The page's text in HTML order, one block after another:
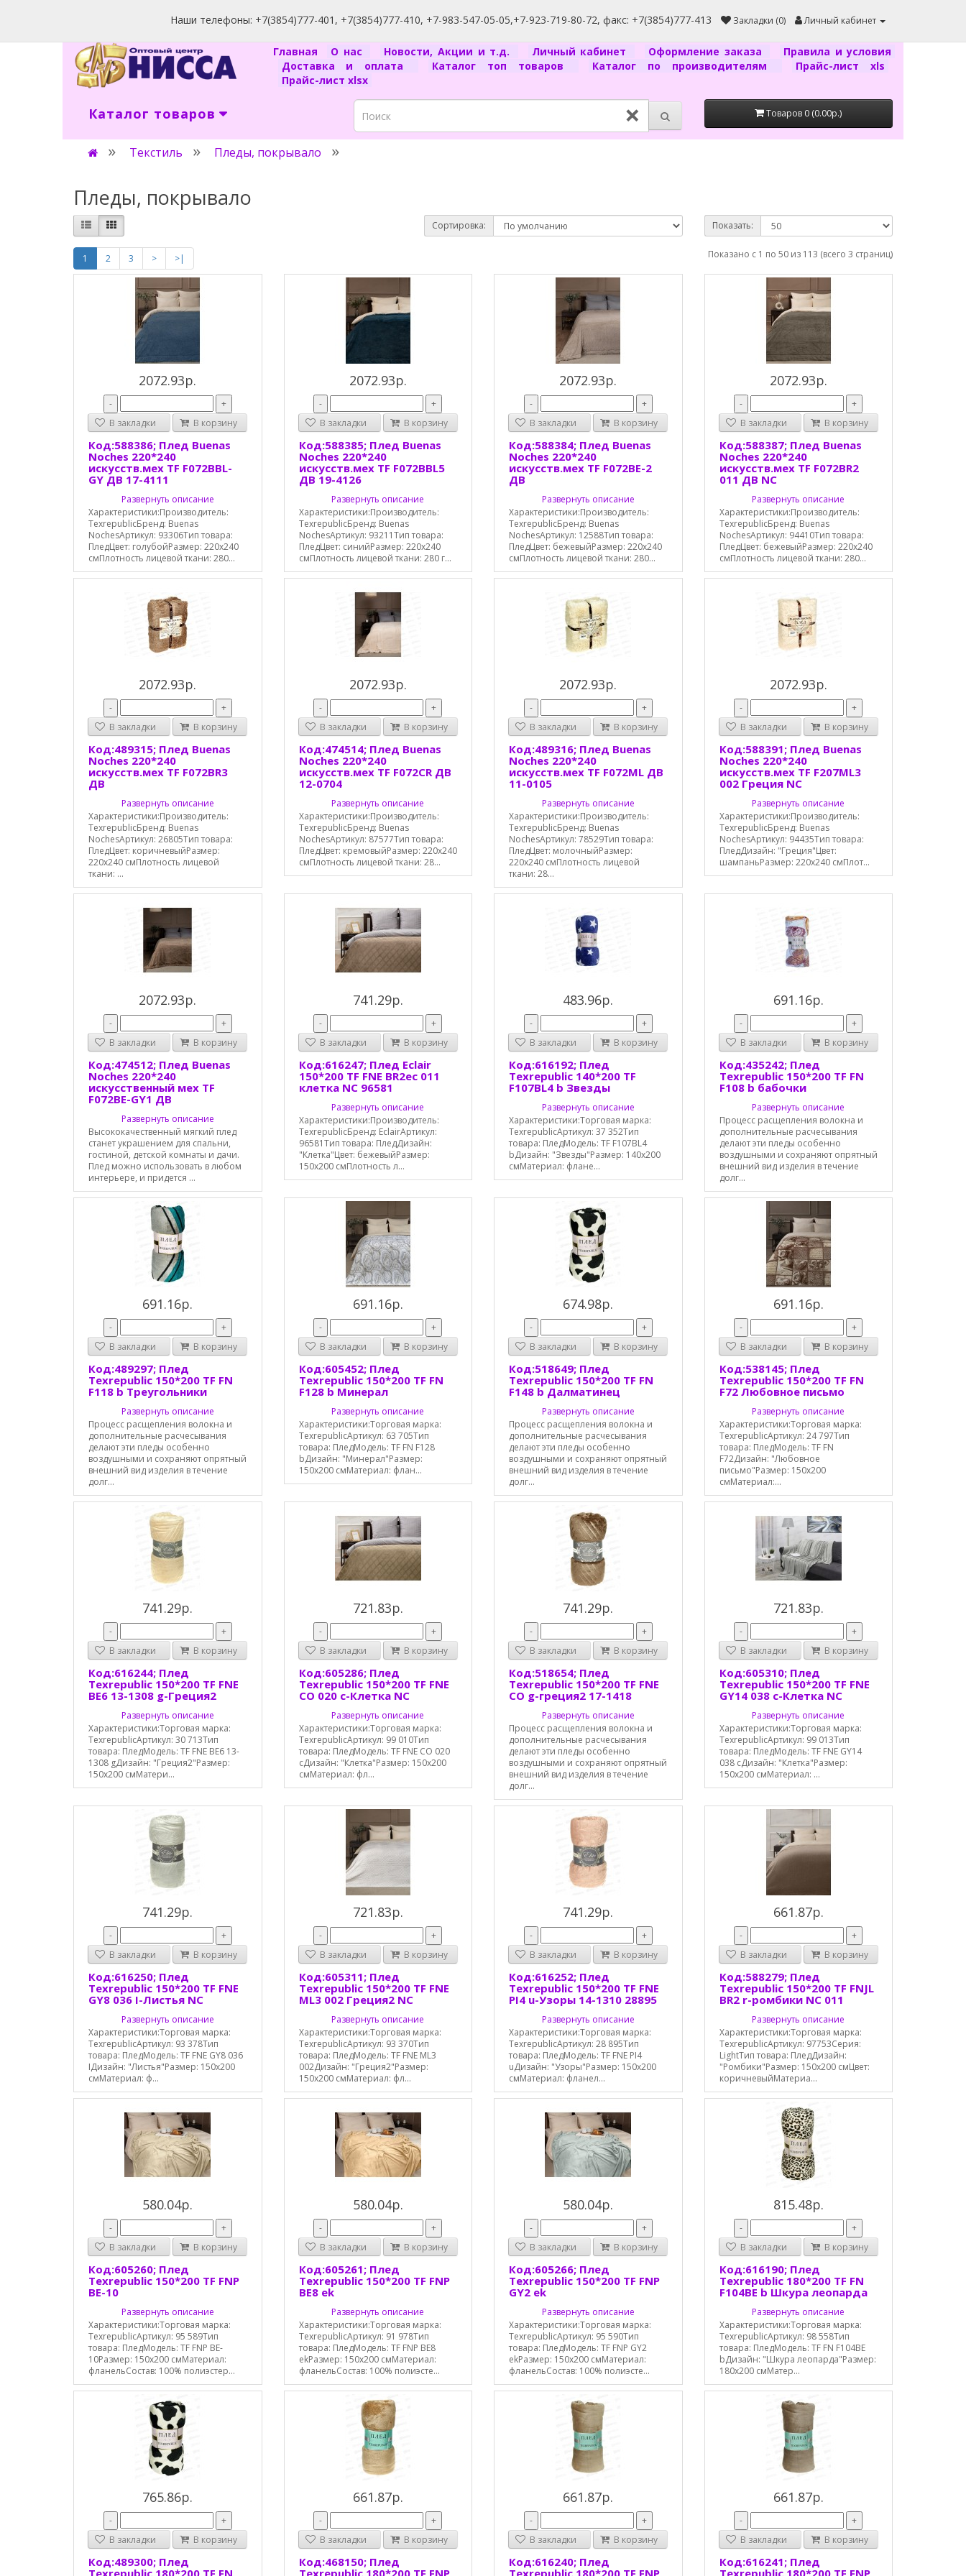
Наши телефоны: +7(3854)777-401, +7(3854)777-410, +7-983-547-05-05,+7-923-719-80-72, факс: +7(3854)777-413 Закладки (0) Личный кабинет
Главная О нас Новости, Акции и т.д. Личный кабинет Оформление заказа
Правила и условия
Доставка и оплата
Каталог топ товаров Каталог по производителям
Прайс-лист xls
Прайс-лист xlsx
Каталог товаров × Товаров 0 (0.00р.)
Текстиль Пледы, покрывало
Пледы, покрывало
Сортировка: Показать:
1 2 3 > >| Показано с 1 по 50 из 113 (всего 3 страниц)
2072.93р.
-
+
В закладки
В корзину
Код:588386; Плед Buenas
Noches 220*240
искусств.мех TF F072BBL-
GY ДВ 17-4111
Развернуть описание
Характеристики:Производитель:
TexrepublicБренд: Buenas
NochesАртикул: 93306Тип товара:
ПледЦвет: голубойРазмер: 220x240
смПлотность лицевой ткани: 280...
2072.93р.
-
+
В закладки
В корзину
Код:588385; Плед Buenas
Noches 220*240
искусств.мех TF F072BBL5
ДВ 19-4126
Развернуть описание
Характеристики:Производитель:
TexrepublicБренд: Buenas
NochesАртикул: 93211Тип товара:
ПледЦвет: синийРазмер: 220x240
смПлотность лицевой ткани: 280 г...
2072.93р.
-
+
В закладки
В корзину
Код:588384; Плед Buenas
Noches 220*240
искусств.мех TF F072BE-2
ДВ
Развернуть описание
Характеристики:Производитель:
TexrepublicБренд: Buenas
NochesАртикул: 12588Тип товара:
ПледЦвет: бежевыйРазмер: 220x240
смПлотность лицевой ткани: 280...
2072.93р.
-
+
В закладки
В корзину
Код:588387; Плед Buenas
Noches 220*240
искусств.мех TF F072BR2
011 ДВ NC
Развернуть описание
Характеристики:Производитель:
TexrepublicБренд: Buenas
NochesАртикул: 94410Тип товара:
ПледЦвет: бежевыйРазмер: 220x240
смПлотность лицевой ткани: 280...
2072.93р.
-
+
В закладки
В корзину
Код:489315; Плед Buenas
Noches 220*240
искусств.мех TF F072BR3
ДВ
Развернуть описание
Характеристики:Производитель:
TexrepublicБренд: Buenas
NochesАртикул: 26805Тип товара:
ПледЦвет: коричневыйРазмер:
220x240 смПлотность лицевой
ткани: ...
2072.93р.
-
+
В закладки
В корзину
Код:474514; Плед Buenas
Noches 220*240
искусств.мех TF F072CR ДВ
12-0704
Развернуть описание
Характеристики:Производитель:
TexrepublicБренд: Buenas
NochesАртикул: 87577Тип товара:
ПледЦвет: кремовыйРазмер: 220x240
смПлотность лицевой ткани: 28...
2072.93р.
-
+
В закладки
В корзину
Код:489316; Плед Buenas
Noches 220*240
искусств.мех TF F072ML ДВ
11-0105
Развернуть описание
Характеристики:Производитель:
TexrepublicБренд: Buenas
NochesАртикул: 78529Тип товара:
ПледЦвет: молочныйРазмер:
220x240 смПлотность лицевой
ткани: 28...
2072.93р.
-
+
В закладки
В корзину
Код:588391; Плед Buenas
Noches 220*240
искусств.мех TF F207ML3
002 Греция NC
Развернуть описание
Характеристики:Производитель:
TexrepublicБренд: Buenas
NochesАртикул: 94435Тип товара:
ПледДизайн: "Греция"Цвет:
шампаньРазмер: 220x240 смПлот...
2072.93р.
-
+
В закладки
В корзину
Код:474512; Плед Buenas
Noches 220*240
искусственный мех TF
F072BE-GY1 ДВ
Развернуть описание
Высококачественный мягкий плед
станет украшением для спальни,
гостиной, детской комнаты и дачи.
Плед можно использовать в любом
интерьере, и придется ...
741.29р.
-
+
В закладки
В корзину
Код:616247; Плед Eclair
150*200 TF FNE BR2ec 011
клетка NC 96581
Развернуть описание
Характеристики:Производитель:
TexrepublicБренд: EclairАртикул:
96581Тип товара: ПледДизайн:
"Клетка"Цвет: бежевыйРазмер:
150х200 смПлотность л...
483.96р.
-
+
В закладки
В корзину
Код:616192; Плед
Texrepublic 140*200 TF
F107BL4 b Звезды
Развернуть описание
Характеристики:Торговая марка:
TexrepublicАртикул: 37 352Тип
товара: ПледМодель: TF F107BL4
bДизайн: "Звезды"Размер: 140х200
смМатериал: флане...
691.16р.
-
+
В закладки
В корзину
Код:435242; Плед
Texrepublic 150*200 TF FN
F108 b бабочки
Развернуть описание
Процесс расщепления волокна и
дополнительные расчесывания
делают эти пледы особенно
воздушными и сохраняют опрятный
внешний вид изделия в течение
долг...
691.16р.
-
+
В закладки
В корзину
Код:489297; Плед
Texrepublic 150*200 TF FN
F118 b Треугольники
Развернуть описание
Процесс расщепления волокна и
дополнительные расчесывания
делают эти пледы особенно
воздушными и сохраняют опрятный
внешний вид изделия в течение
долг...
691.16р.
-
+
В закладки
В корзину
Код:605452; Плед
Texrepublic 150*200 TF FN
F128 b Минерал
Развернуть описание
Характеристики:Торговая марка:
TexrepublicАртикул: 63 705Тип
товара: ПледМодель: TF FN F128
bДизайн: "Минерал"Размер:
150х200 смМатериал: флан...
674.98р.
-
+
В закладки
В корзину
Код:518649; Плед
Texrepublic 150*200 TF FN
F148 b Далматинец
Развернуть описание
Процесс расщепления волокна и
дополнительные расчесывания
делают эти пледы особенно
воздушными и сохраняют опрятный
внешний вид изделия в течение
долг...
691.16р.
-
+
В закладки
В корзину
Код:538145; Плед
Texrepublic 150*200 TF FN
F72 Любовное письмо
Развернуть описание
Характеристики:Торговая марка:
TexrepublicАртикул: 24 797Тип
товара: ПледМодель: TF FN
F72Дизайн: "Любовное
письмо"Размер: 150х200
смМатериал:...
741.29р.
-
+
В закладки
В корзину
Код:616244; Плед
Texrepublic 150*200 TF FNE
BE6 13-1308 g-Греция2
Развернуть описание
Характеристики:Торговая марка:
TexrepublicАртикул: 30 713Тип
товара: ПледМодель: TF FNE BE6 13-
1308 gДизайн: "Греция2"Размер:
150х200 смМатери...
721.83р.
-
+
В закладки
В корзину
Код:605286; Плед
Texrepublic 150*200 TF FNE
CO 020 с-Клетка NC
Развернуть описание
Характеристики:Торговая марка:
TexrepublicАртикул: 99 010Тип
товара: ПледМодель: TF FNE CO 020
сДизайн: "Клетка"Размер: 150х200
смМатериал: фл...
741.29р.
-
+
В закладки
В корзину
Код:518654; Плед
Texrepublic 150*200 TF FNE
CO g-греция2 17-1418
Развернуть описание
Процесс расщепления волокна и
дополнительные расчесывания
делают эти пледы особенно
воздушными и сохраняют опрятный
внешний вид изделия в течение
долг...
721.83р.
-
+
В закладки
В корзину
Код:605310; Плед
Texrepublic 150*200 TF FNE
GY14 038 с-Клетка NC
Развернуть описание
Характеристики:Торговая марка:
TexrepublicАртикул: 99 013Тип
товара: ПледМодель: TF FNE GY14
038 сДизайн: "Клетка"Размер:
150х200 смМатериал: ...
741.29р.
-
+
В закладки
В корзину
Код:616250; Плед
Texrepublic 150*200 TF FNE
GY8 036 I-Листья NC
Развернуть описание
Характеристики:Торговая марка:
TexrepublicАртикул: 93 378Тип
товара: ПледМодель: TF FNE GY8 036
IДизайн: "Листья"Размер: 150х200
смМатериал: ф...
721.83р.
-
+
В закладки
В корзину
Код:605311; Плед
Texrepublic 150*200 TF FNE
ML3 002 Греция2 NC
Развернуть описание
Характеристики:Торговая марка:
TexrepublicАртикул: 93 370Тип
товара: ПледМодель: TF FNE ML3
002Дизайн: "Греция2"Размер:
150х200 смМатериал: фл...
741.29р.
-
+
В закладки
В корзину
Код:616252; Плед
Texrepublic 150*200 TF FNE
PI4 u-Узоры 14-1310 28895
Развернуть описание
Характеристики:Торговая марка:
TexrepublicАртикул: 28 895Тип
товара: ПледМодель: TF FNE PI4
uДизайн: "Узоры"Размер: 150х200
смМатериал: фланел...
661.87р.
-
+
В закладки
В корзину
Код:588279; Плед
Texrepublic 150*200 TF FNJL
BR2 r-ромбики NC 011
Развернуть описание
Характеристики:Торговая марка:
TexrepublicАртикул: 97753Серия:
LightТип товара: ПледДизайн:
"Ромбики"Размер: 150х200 смЦвет:
коричневыйМатериа...
580.04р.
-
+
В закладки
В корзину
Код:605260; Плед
Texrepublic 150*200 TF FNP
BE-10
Развернуть описание
Характеристики:Торговая марка:
TexrepublicАртикул: 95 589Тип
товара: ПледМодель: TF FNP BE-
10Размер: 150х200 смМатериал:
фланельСостав: 100% полиэстер...
580.04р.
-
+
В закладки
В корзину
Код:605261; Плед
Texrepublic 150*200 TF FNP
BE8 ek
Развернуть описание
Характеристики:Торговая марка:
TexrepublicАртикул: 91 978Тип
товара: ПледМодель: TF FNP BE8
ekРазмер: 150х200 смМатериал:
фланельСостав: 100% полиэсте...
580.04р.
-
+
В закладки
В корзину
Код:605266; Плед
Texrepublic 150*200 TF FNP
GY2 ek
Развернуть описание
Характеристики:Торговая марка:
TexrepublicАртикул: 95 590Тип
товара: ПледМодель: TF FNP GY2
ekРазмер: 150х200 смМатериал:
фланельСостав: 100% полиэсте...
815.48р.
-
+
В закладки
В корзину
Код:616190; Плед
Texrepublic 180*200 TF FN
F104BE b Шкура леопарда
Развернуть описание
Характеристики:Торговая марка:
TexrepublicАртикул: 98 558Тип
товара: ПледМодель: TF FN F104BE
bДизайн: "Шкура леопарда"Размер:
180х200 смМатер...
765.86р.
-
+
В закладки
В корзину
Код:489300; Плед
Texrepublic 180*200 TF FN
661.87р.
-
+
В закладки
В корзину
Код:468150; Плед
Texrepublic 180*200 TF FNP
661.87р.
-
+
В закладки
В корзину
Код:616240; Плед
Texrepublic 180*200 TF FNP
661.87р.
-
+
В закладки
В корзину
Код:616241; Плед
Texrepublic 180*200 TF FNP